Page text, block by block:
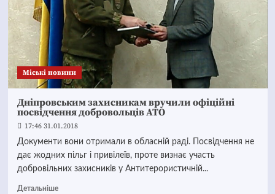
Mіські новини
Дніпровським захисникам вручили офіційні
посвідчення добровольців АТО
17:46 31.01.2018
Документи вони отримали в обласній раді. Посвідчення не
дає жодних пільг і привілеїв, проте визнає участь
добровільних захисників у Антитерористичній...
Детальніше